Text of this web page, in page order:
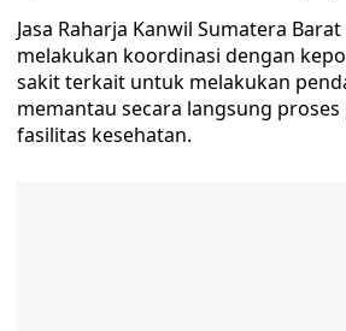
Jasa Raharja Kanwil Sumatera
melakukan koordinasi dengan
sakit terkait untuk melakukan
memantau secara langsung
fasilitas kesehatan.